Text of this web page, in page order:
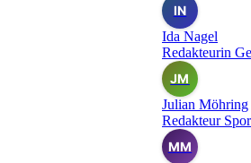
IN
Ida Nagel
Redakteurin
JM
Julian Möhring
Redakteur
MM